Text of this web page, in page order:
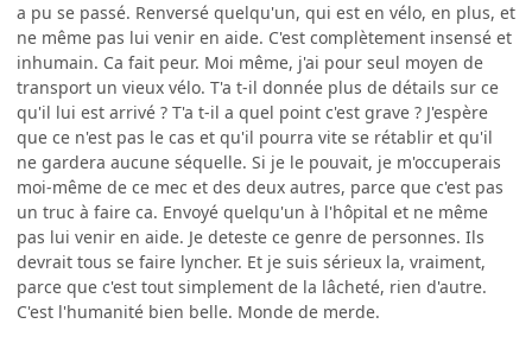
a pu se passé. Renversé quelqu'un, qui est en vélo, en plus, et
ne même pas lui venir en aide. C'est complètement insensé et
inhumain. Ca fait peur. Moi même, j'ai pour seul moyen de
transport un vieux vélo. T'a t-il donnée plus de détails sur ce
qu'il lui est arrivé ? T'a t-il a quel point c'est grave ? J'espère
que ce n'est pas le cas et qu'il pourra vite se rétablir et qu'il
ne gardera aucune séquelle. Si je le pouvait, je m'occuperais
moi-même de ce mec et des deux autres, parce que c'est pas
un truc à faire ca. Envoyé quelqu'un à l'hôpital et ne même
pas lui venir en aide. Je deteste ce genre de personnes. Ils
devrait tous se faire lyncher. Et je suis sérieux la, vraiment,
parce que c'est tout simplement de la lâcheté, rien d'autre.
C'est l'humanité bien belle. Monde de merde.